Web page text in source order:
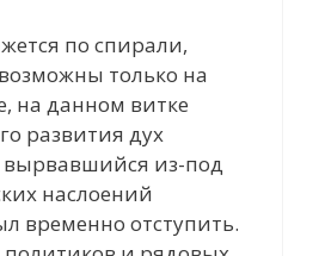
по спирали,
только на
на данном витке
развития дух
вырвавшийся из-под
наслоений
временно отступить.